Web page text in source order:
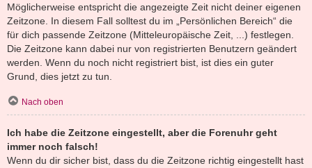
Möglicherweise entspricht die angezeigte Zeit nicht deiner eigenen
Zeitzone. In diesem Fall solltest du im „Persönlichen Bereich“ die
für dich passende Zeitzone (Mitteleuropäische Zeit, ...) festlegen.
Die Zeitzone kann dabei nur von registrierten Benutzern geändert
werden. Wenn du noch nicht registriert bist, ist dies ein guter
Grund, dies jetzt zu tun.
Nach oben
Ich habe die Zeitzone eingestellt, aber die Forenuhr geht
immer noch falsch!
Wenn du dir sicher bist, dass du die Zeitzone richtig eingestellt hast